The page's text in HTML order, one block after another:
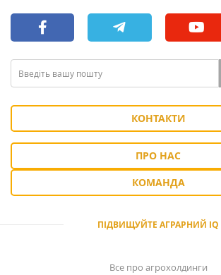
КОНТАКТИ
ПРО НАС
КОМАНДА
ПІДВИЩУЙТЕ АГРАРНИЙ IQ
Все про агрохолдинги